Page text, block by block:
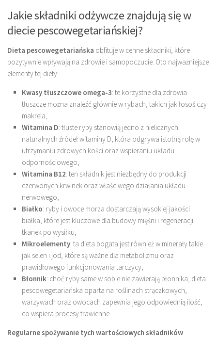
Jakie składniki odżywcze znajdują się w
diecie pescowegetariańskiej?
Dieta pescowegetariańska obfituje w cenne składniki, które
pozytywnie wpływają na zdrowie i samopoczucie. Oto najważniejsze
elementy tej diety:
Kwasy tłuszczowe omega-3: te korzystne dla zdrowia
tłuszcze można znaleźć głównie w rybach, takich jak łosoś czy
makrela,
Witamina D: tłuste ryby stanowią jedno z nielicznych
naturalnych źródeł witaminy D, która odgrywa istotną rolę w
utrzymaniu zdrowych kości oraz wspieraniu układu
odpornościowego,
Witamina B12: ten składnik jest niezbędny do produkcji
czerwonych krwinek oraz właściwego działania układu
nerwowego,
Białko: ryby i owoce morza dostarczają wysokiej jakości
białka, które jest kluczowe dla budowy mięśni i regeneracji
tkanek po wysiłku,
Mikroelementy: ta dieta bogata jest również w minerały takie
jak selen i jod, które są ważne dla metabolizmu oraz
prawidłowego funkcjonowania tarczycy,
Błonnik: choć ryby same w sobie nie zawierają błonnika, dieta
pescowegetariańska oparta na roślinach strączkowych,
warzywach oraz owocach zapewnia jego odpowiednią ilość,
co wspiera procesy trawienne.
Regularne spożywanie tych wartościowych składników